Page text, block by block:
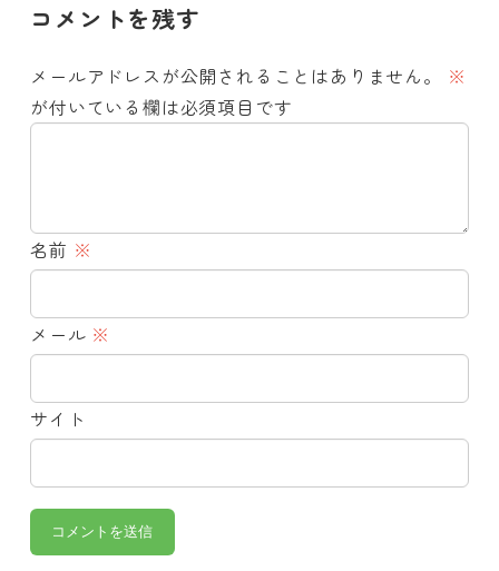
コメントを残す
メールアドレスが公開されることはありません。
※
が付いている欄は必須項目です
名前 ※
メール ※
サイト